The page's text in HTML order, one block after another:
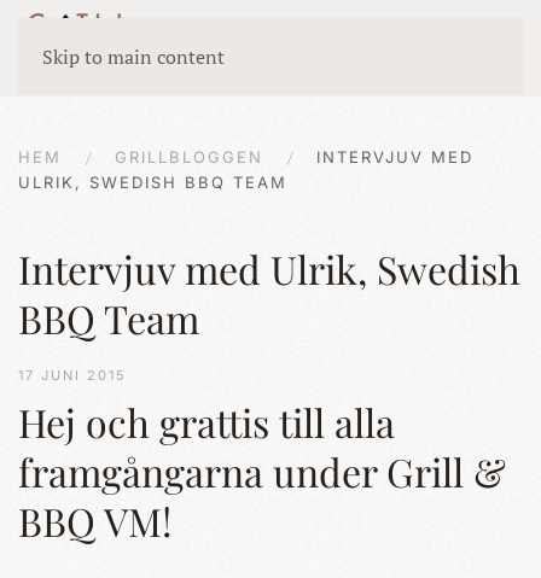
Skip to main content
HEM GRILLBLOGGEN
INTERVJUV MED
ULRIK, SWEDISH BBQ TEAM
Intervjuv med Ulrik, Swedish
BBQ Team
17 JUNI 2015
Hej och grattis till alla
framgångarna under Grill &
BBQ VM!